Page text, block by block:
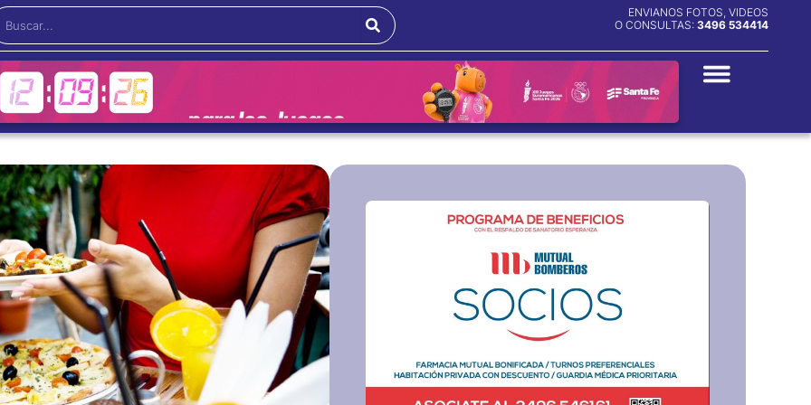
ENVIANOS FOTOS, VIDEOS
O CONSULTAS: 3496 534414